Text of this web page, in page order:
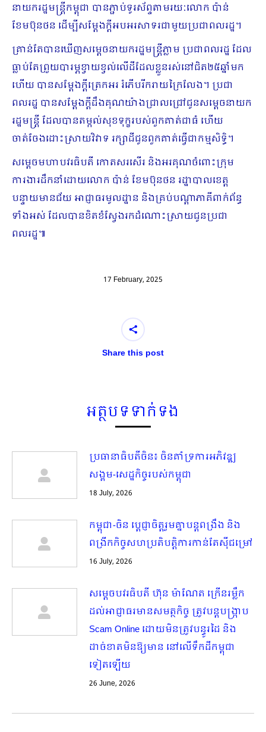
នាយករដ្ឋមន្ត្រីកម្ពុជា បានភ្ជាប់ទូរស័ព្ទតាមរយៈលោក ប៉ាន់
ខែមប៊ុនថន ដើម្បីសម្តែងក្តីអបអរសាទរជាមួយប្រជាពលរដ្ឋ។
គ្រាន់តែបានឃើញសម្តេចនាយករដ្ឋមន្ត្រីភ្លាម ប្រជាពលរដ្ឋ ដែល
ធ្លាប់តែព្រួយបារម្ភខ្វាយខ្វល់លើដីដែលខ្លួនរស់នៅជិត២៥ឆ្នាំមក
ហើយ បានសម្តែងក្តីត្រេកអរ រំភើបរីករាយក្រៃលែង។ ប្រជា
ពលរដ្ឋ បានសម្តែងក្តីដឹងគុណយ៉ាងជ្រាលជ្រៅជូនសម្តេចនាយក
រដ្ឋមន្ត្រី ដែលបានតម្កល់សុខទុក្ខរបស់ពួកគាត់ជាធំ ហើយ
ចាត់ចែងដោះស្រាយវិវាទ រក្សាដីជូនពួកគាត់ធ្វើជាកម្មសិទ្ធិ។
សម្តេចមហាបវរធិបតី កោតសរសើរ និងអរគុណចំពោះក្រុម
ការងារដឹកនាំដោយលោក ប៉ាន់ ខែមប៊ុនថន រដ្ឋាបាលខេត្ត
បន្ទាយមានជ័យ អាជ្ញាធរមូលដ្ឋាន និងគ្រប់បណ្តាភាគីពាក់ព័ន្ធ
ទាំងអស់ ដែលបានខិតខំស្វែងរកដំណោះស្រាយជូនប្រជា
ពលរដ្ឋ៕
17 February, 2025
Share this post
អត្ថបទទាក់ទង
ប្រធានាធិបតីចិន៖ ចិនគាំទ្រការអភិវឌ្ឍ
សង្គម-សេដ្ឋកិច្ចរបស់កម្ពុជា
18 July, 2026
កម្ពុជា-ចិន ប្ដេជ្ញាចិត្តរួមគ្នាបន្តពង្រឹង និង
ពង្រីកកិច្ចសហប្រតិបត្តិការកាន់តែស៊ីជម្រៅ
16 July, 2026
សម្តេចបវរធិបតី ហ៊ុន ម៉ាណែត ក្រើនរម្លឹក
ដល់អាជ្ញាធរមានសមត្ថកិច្ច ត្រូវបន្តបង្ក្រាប
Scam Online ដោយមិនត្រូវបន្ធូរដៃ និង
ដាច់ខាតមិនឱ្យមាន​ នៅលើទឹកដីកម្ពុជា
ទៀតឡើយ
26 June, 2026